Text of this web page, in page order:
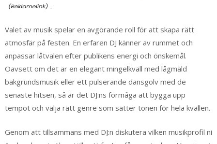
.
Valet av musik spelar en avgörande roll för att skapa rätt
atmosfär på festen. En erfaren DJ känner av rummet och
anpassar låtvalen efter publikens energi och önskemål.
Oavsett om det är en elegant mingelkväll med lågmäld
bakgrundsmusik eller ett pulserande dansgolv med de
senaste hitsen, så är det DJ:ns förmåga att bygga upp
tempot och välja rätt genre som sätter tonen för hela kvällen.
Genom att tillsammans med DJ:n diskutera vilken musikprofil ni